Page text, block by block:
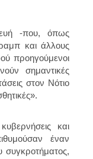
-που, όπως
και άλλους
προηγούμενοι
σημαντικές
στον Νότιο
και
έναν